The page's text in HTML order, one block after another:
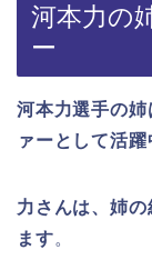
河本力の
ー
河本力選手の
ァーとして活躍
力さんは、姉
ます。